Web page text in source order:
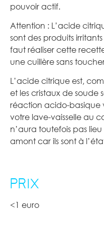
pouvoir actif.
Attention : L’acide
sont des produits
faut réaliser cette
une cuillère sans
L’acide citrique est,
et les cristaux de soude
réaction acido-basique
votre lave-vaisselle au
n’aura toutefois pas
amont car ils sont à
PRIX
<1 euro